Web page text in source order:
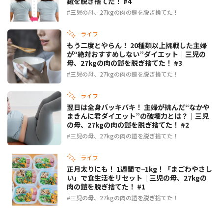
三児の母、27kgの肉の鎧を脱ぎ捨てた！
ライフ
もう二度とやらん！ 20種類以上挑戦した主婦
が“絶対おすすめしない”ダイエット｜三児の
母、27kgの肉の鎧を脱ぎ捨てた！ #3
三児の母、27kgの肉の鎧を脱ぎ捨てた！
ライフ
翌日は全身バッキバキ！ 主婦が挑んだ“なかや
まきんに君ダイエット”の破壊力とは？｜三児
の母、27kgの肉の鎧を脱ぎ捨てた！ #2
三児の母、27kgの肉の鎧を脱ぎ捨てた！
ライフ
正月太りにも！ 1週間で−1kg！「まごわやさし
い」で食生活をリセット｜三児の母、27kgの
肉の鎧を脱ぎ捨てた！ #1
三児の母、27kgの肉の鎧を脱ぎ捨てた！